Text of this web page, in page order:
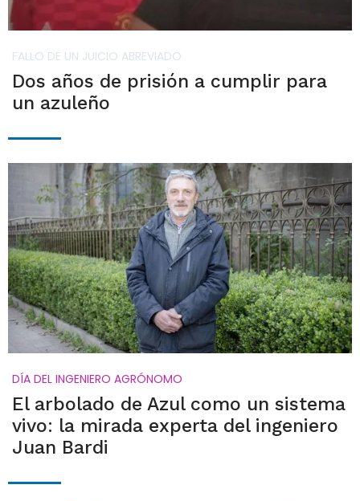
FALLO DE UN JUICIO ABREVIADO
Dos años de prisión a cumplir para
un azuleño
DÍA DEL INGENIERO AGRÓNOMO
El arbolado de Azul como un sistema
vivo: la mirada experta del ingeniero
Juan Bardi